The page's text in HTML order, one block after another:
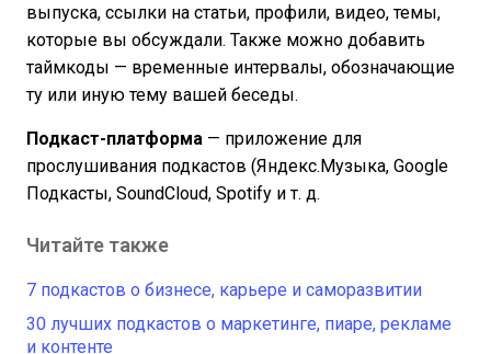
выпуска, ссылки на статьи, профили, видео, темы,
которые вы обсуждали. Также можно добавить
таймкоды — временные интервалы, обозначающие
ту или иную тему вашей беседы.
Подкаст-платформа — приложение для
прослушивания подкастов (Яндекс.Музыка, Google
Подкасты, SoundCloud, Spotify и т. д.
Читайте также
7 подкастов о бизнесе, карьере и саморазвитии
30 лучших подкастов о маркетинге, пиаре, рекламе
и контенте